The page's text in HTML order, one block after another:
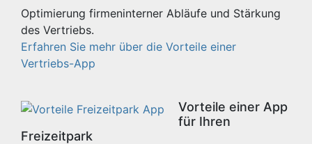
Optimierung firmeninterner Abläufe und Stärkung
des Vertriebs.
Erfahren Sie mehr über die Vorteile einer
Vertriebs-App
Vorteile einer App
für Ihren
Freizeitpark